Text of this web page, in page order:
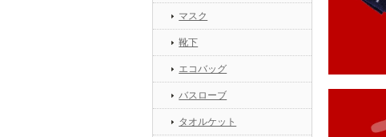
マスク
靴下
エコバッグ
バスローブ
タオルケット